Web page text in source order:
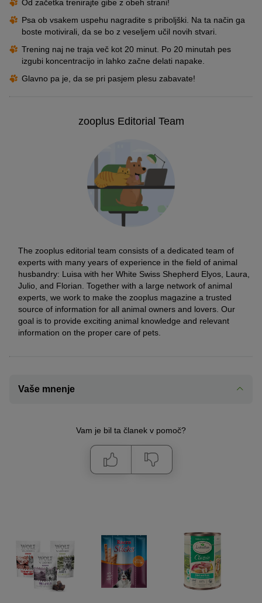
Od začetka trenirajte gibe z obeh strani!
Psa ob vsakem uspehu nagradite s priboljški. Na ta način ga
boste motivirali, da se bo z veseljem učil novih stvari.
Trening naj ne traja več kot 20 minut. Po 20 minutah pes
izgubi koncentracijo in lahko začne delati napake.
Glavno pa je, da se pri pasjem plesu zabavate!
zooplus Editorial Team
The zooplus editorial team consists of a dedicated team of
experts with many years of experience in the field of animal
husbandry: Luisa with her White Swiss Shepherd Elyos, Laura,
Julio, and Florian. Together with a large network of animal
experts, we work to make the zooplus magazine a trusted
source of information for all animal owners and lovers. Our
goal is to provide exciting animal knowledge and relevant
information on the proper care of pets.
Vaše mnenje
Vam je bil ta članek v pomoč?